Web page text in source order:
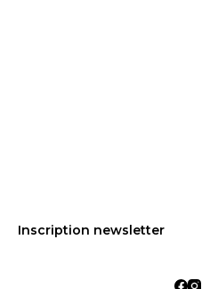
Inscription newsletter